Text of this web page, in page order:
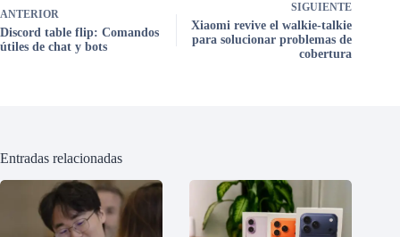
ANTERIOR
Discord table flip: Comandos
útiles de chat y bots
SIGUIENTE
Xiaomi revive el walkie-talkie
para solucionar problemas de
cobertura
Entradas relacionadas